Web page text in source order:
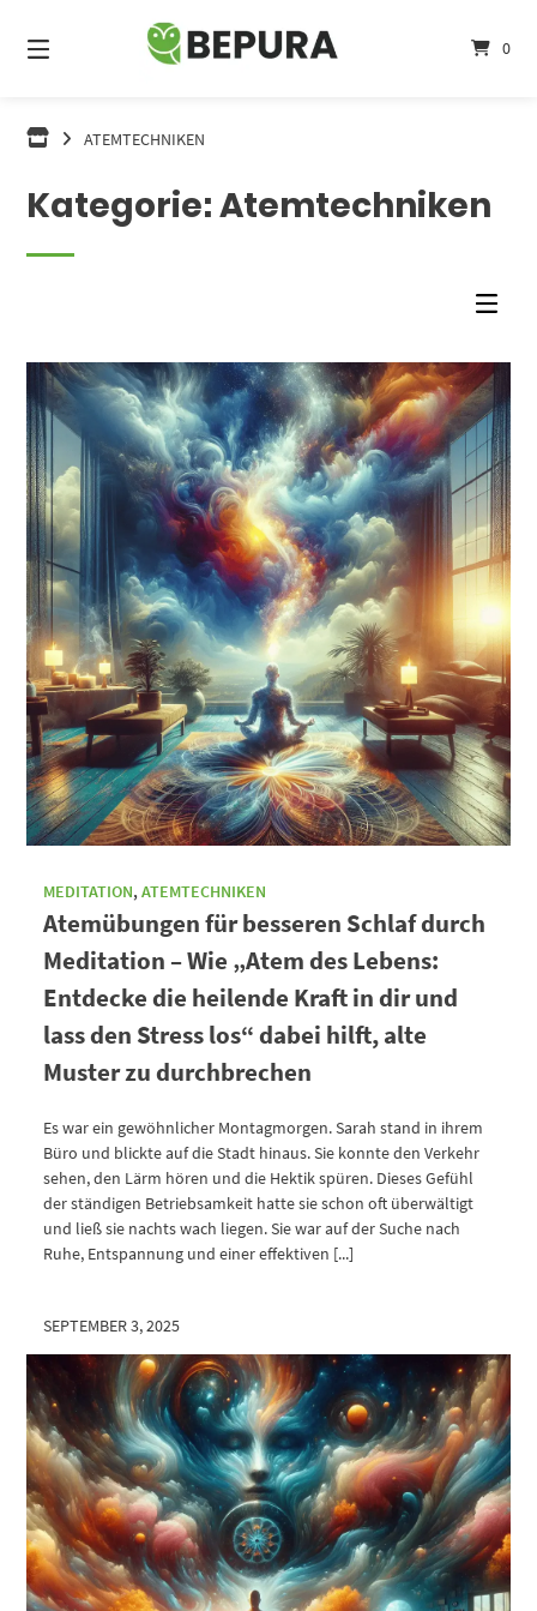
zum
Inhalt
0
ATEMTECHNIKEN
Kategorie:Atemtechniken
MEDITATION,ATEMTECHNIKEN
Atemübungen für besseren Schlaf durch
Meditation – Wie „Atem des Lebens:
Entdecke die heilende Kraft in dir und
lass den Stress los“ dabei hilft, alte
Muster zu durchbrechen
Es war ein gewöhnlicher Montagmorgen. Sarah stand in ihrem
Büro und blickte auf die Stadt hinaus. Sie konnte den Verkehr
sehen, den Lärm hören und die Hektik spüren. Dieses Gefühl
der ständigen Betriebsamkeit hatte sie schon oft überwältigt
und ließ sie nachts wach liegen. Sie war auf der Suche nach
Ruhe, Entspannung und einer effektiven [...]
SEPTEMBER 3, 2025